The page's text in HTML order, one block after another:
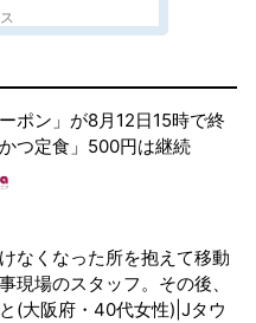
ポン」が8月12日15時で終
つ定食」500円は継続
なくなった所を抱えて移動
現場のスタッフ。その後、
(大阪府・40代女性)|Jタウ